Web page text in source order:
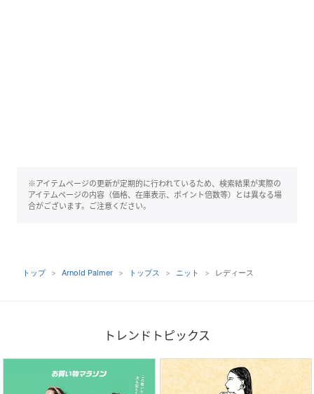
※アイテムページの更新が定期的に行われているため、検索結果が実際の
アイテムページの内容（価格、在庫表示、ポイント倍数等）とは異なる場
合がございます。ご注意ください。
トップ Arnold Palmer トップス ニット レディース
トレンドトピックス